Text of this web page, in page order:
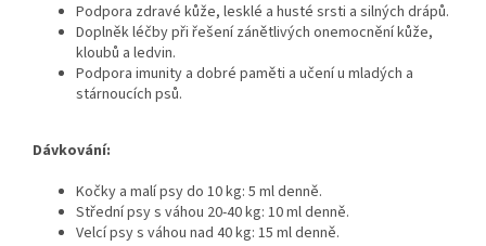
Podpora zdravé kůže, lesklé a husté srsti a silných drápů.
Doplněk léčby při řešení zánětlivých onemocnění kůže,
kloubů a ledvin.
Podpora imunity a dobré paměti a učení u mladých a
stárnoucích psů.
Dávkování:
Kočky a malí psy do 10 kg: 5 ml denně.
Střední psy s váhou 20-40 kg: 10 ml denně.
Velcí psy s váhou nad 40 kg: 15 ml denně.